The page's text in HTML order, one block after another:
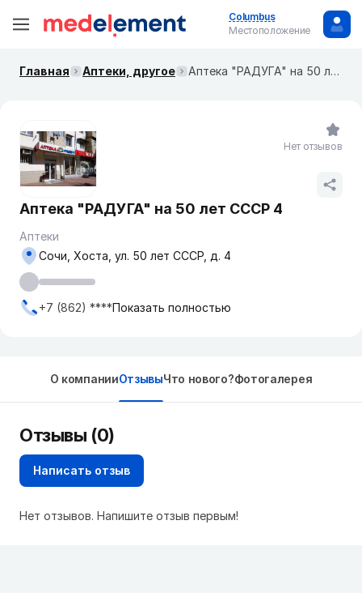
Columbus
Местоположение
Главная Аптеки, другое Аптека "РАДУГА" на 50 лет СССР 4
Аптека "РАДУГА" на 50 лет СССР 4
Аптеки
Сочи, Хоста, ул. 50 лет СССР, д. 4
+7 (862) ****Показать полностью
Нет отзывов
О компанииОтзывыЧто нового?Фотогалерея
Отзывы (0)
Написать отзыв
Нет отзывов. Напишите отзыв первым!